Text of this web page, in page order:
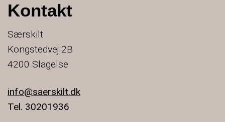
Kontakt
Særskilt
Kongstedvej 2B
4200 Slagelse
info@saerskilt.dk
Tel. 30201936